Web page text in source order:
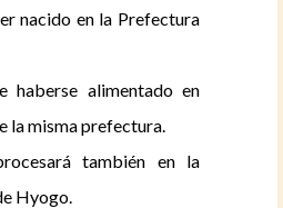
nacido en la Prefectura
haberse alimentado en
la misma prefectura.
también en la
Hyogo.